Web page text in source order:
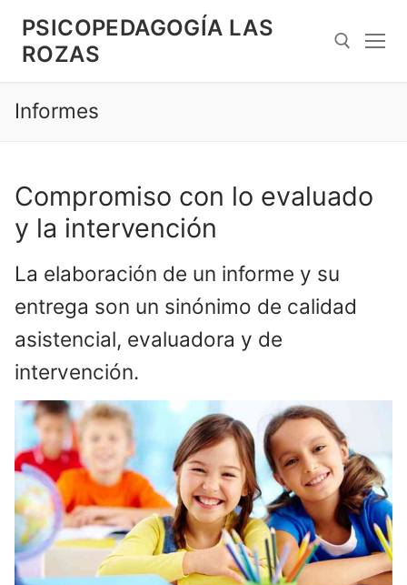
contenido
PSICOPEDAGOGÍA LAS
ROZAS
Informes
Compromiso con lo evaluado
y la intervención
La elaboración de un informe y su
entrega son un sinónimo de calidad
asistencial, evaluadora y de
intervención.